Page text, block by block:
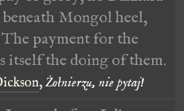
Mongol heel,
payment for the
itself the doing of them.
,Żołnierzu, nie pytaj!